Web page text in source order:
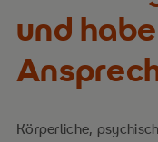
und
Körperliche,